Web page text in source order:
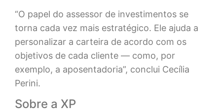
“O papel do assessor de investimentos se
torna cada vez mais estratégico. Ele ajuda a
personalizar a carteira de acordo com os
objetivos de cada cliente — como, por
exemplo, a aposentadoria”, conclui Cecília
Perini.
Sobre a XP